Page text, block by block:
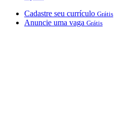
Cadastre seu currículo Grátis
Anuncie uma vaga Grátis